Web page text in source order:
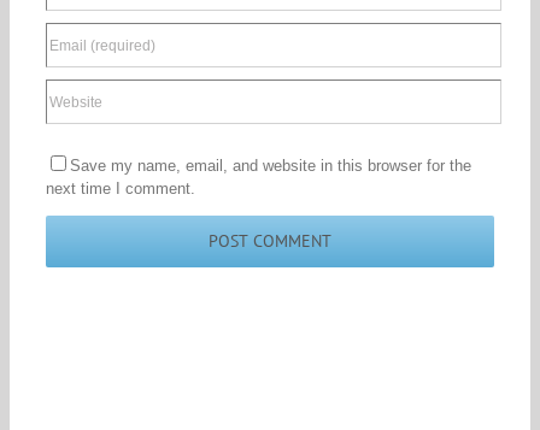
Save my name, email, and website in this browser for the
next time I comment.